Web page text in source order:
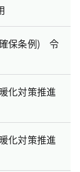
確保条例) 令
化対策推進
化対策推進